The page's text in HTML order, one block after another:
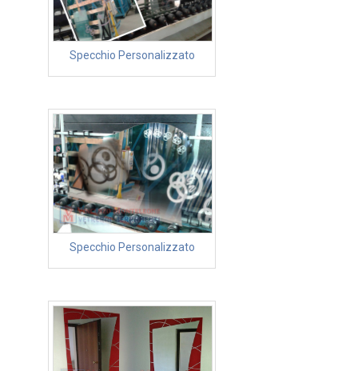
Specchio Personalizzato
Specchio Personalizzato